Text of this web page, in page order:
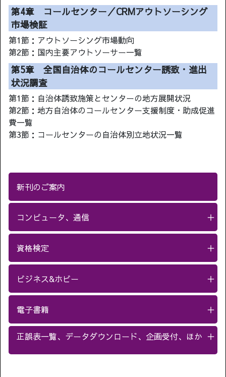
第4章 コールセンター／CRMアウトソーシング
市場検証
第1節：アウトソーシング市場動向
第2節：国内主要アウトソーサー一覧
第5章 全国自治体のコールセンター誘致・進出
状況調査
第1節：自治体誘致施策とセンターの地方展開状況
第2節：地方自治体のコールセンター支援制度・助成促進
費一覧
第3節：コールセンターの自治体別立地状況一覧
新刊のご案内
コンピュータ、通信 ＋
資格検定 ＋
ビジネス&ホビー ＋
電子書籍 ＋
正誤表一覧、データダウンロード、企画受付、ほか ＋